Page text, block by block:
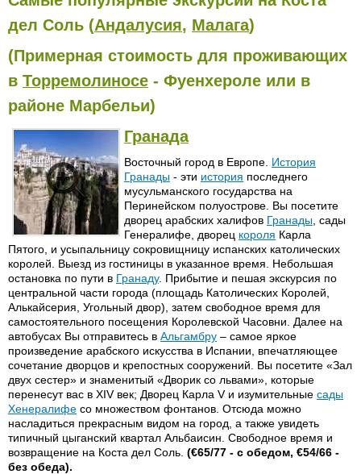
дел Соль (Андалусия, Малага)
(Примерная стоимость для проживающих
в Торремолиносе - Фуенхероле или в
районе Марбельи)
Гранада
Восточный город в Европе. История
Гранады - эти история последнего
мусульманского государства на
Перинейском полуострове. Вы посетите
дворец арабских халифов Гранады , сады
Генералифе, дворец короля Карла
Пятого, и усыпальницу сокровищницу испанских католических
королей. Выезд из гостиницы в указанное время. Небольшая
остановка по пути в Гранаду. Прибытие и пешая экскурсия по
центральной части города (площадь Католических Королей,
Алькайсерия, Угольный двор), затем свободное время для
самостоятельного посещения Королевской Часовни. Далее на
автобусах Вы отправитесь в Альгамбру – самое яркое
произведение арабского искусства в Испании, впечатляющее
сочетание дворцов и крепостных сооружений. Вы посетите «Зал
двух сестер» и знаменитый «Дворик со львами», которые
перенесут вас в ХIV век; Дворец Карла V и изумительные сады
Хенералифе со множеством фонтанов. Отсюда можно
насладиться прекрасным видом на город, а также увидеть
типичный цыганский квартал Альбаисин. Свободное время и
возвращение на Коста дел Соль. (€65/77 - с обедом, €54/66 -
без обеда).